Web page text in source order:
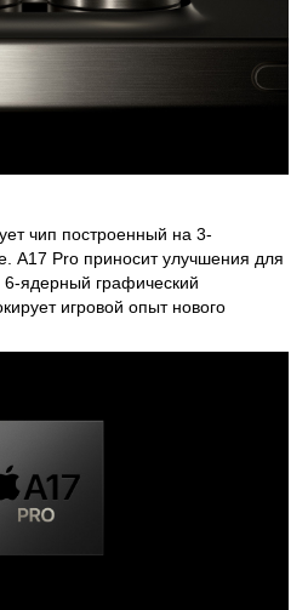
чип построенный на 3-
A17 Pro приносит улучшения для
6-ядерный графический
игровой опыт нового